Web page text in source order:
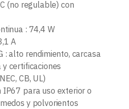
(no regulable) con
: 74,4 W
A
: alto rendimiento, carcasa
certificaciones
CB, UL)
IP67 para uso exterior o
y polvorientos